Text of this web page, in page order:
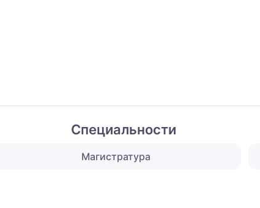
Специальности
Магистратура